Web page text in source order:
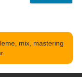
mix, mastering